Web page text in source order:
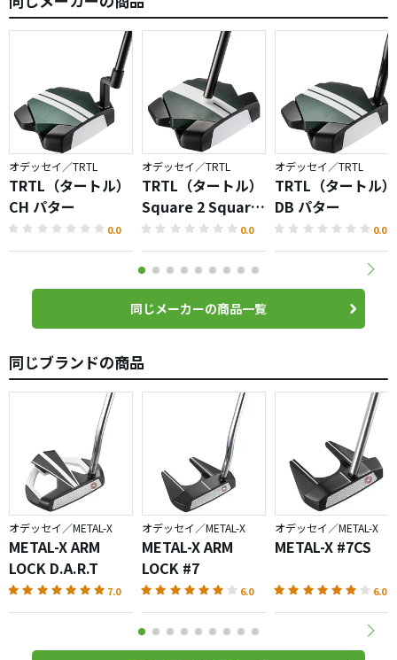
オデッセイ／TRTL
TRTL（タートル）
CH パター
0.0
オデッセイ／TRTL
TRTL（タートル）
Square 2 Square
パター
0.0
オデッセイ／TRTL
TRTL（タートル）
DB パター
0.0
同じメーカーの商品一覧
同じブランドの商品
オデッセイ／METAL-X
METAL-X ARM
LOCK D.A.R.T
7.0
オデッセイ／METAL-X
METAL-X ARM
LOCK #7
6.0
オデッセイ／METAL-X
METAL-X #7CS
6.0